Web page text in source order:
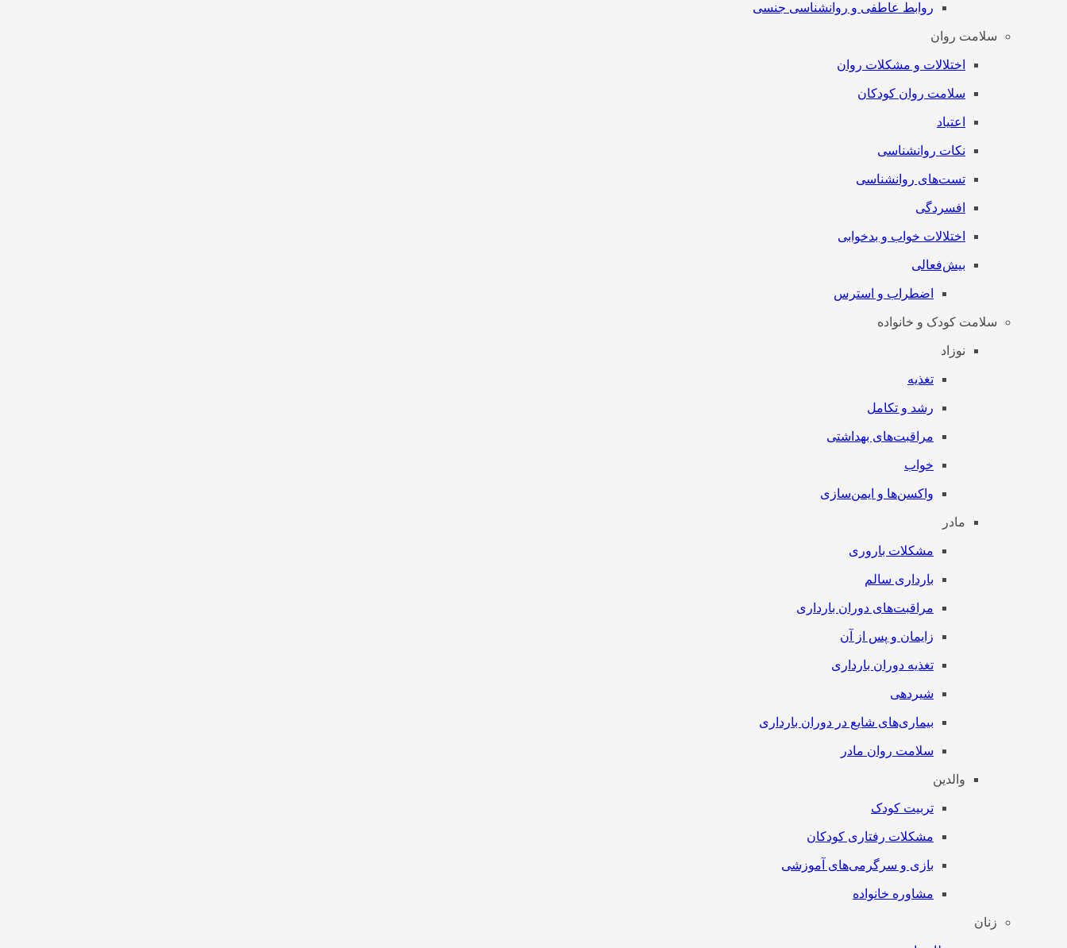
روابط عاطفی و روانشناسی جنسی
سلامت روان
اختلالات و مشکلات روان
سلامت روان کودکان
اعتیاد
نکات روانشناسی
تست‌های روانشناسی
افسردگی
اختلالات خواب و بدخوابی
بیش‌فعالی
اضطراب و استرس
سلامت کودک و خانواده
نوزاد
تغذیه
رشد و تکامل
مراقبت‌های بهداشتی
خواب
واکسن‌ها و ایمن‌سازی
مادر
مشکلات باروری
بارداری سالم
مراقبت‌های دوران بارداری
زایمان و پس از آن
تغذیه دوران بارداری
شیردهی
بیماری‌های شایع در دوران بارداری
سلامت روان مادر
والدین
تربیت کودک
مشکلات رفتاری کودکان
بازی و سرگرمی‌های آموزشی
مشاوره خانواده
زنان